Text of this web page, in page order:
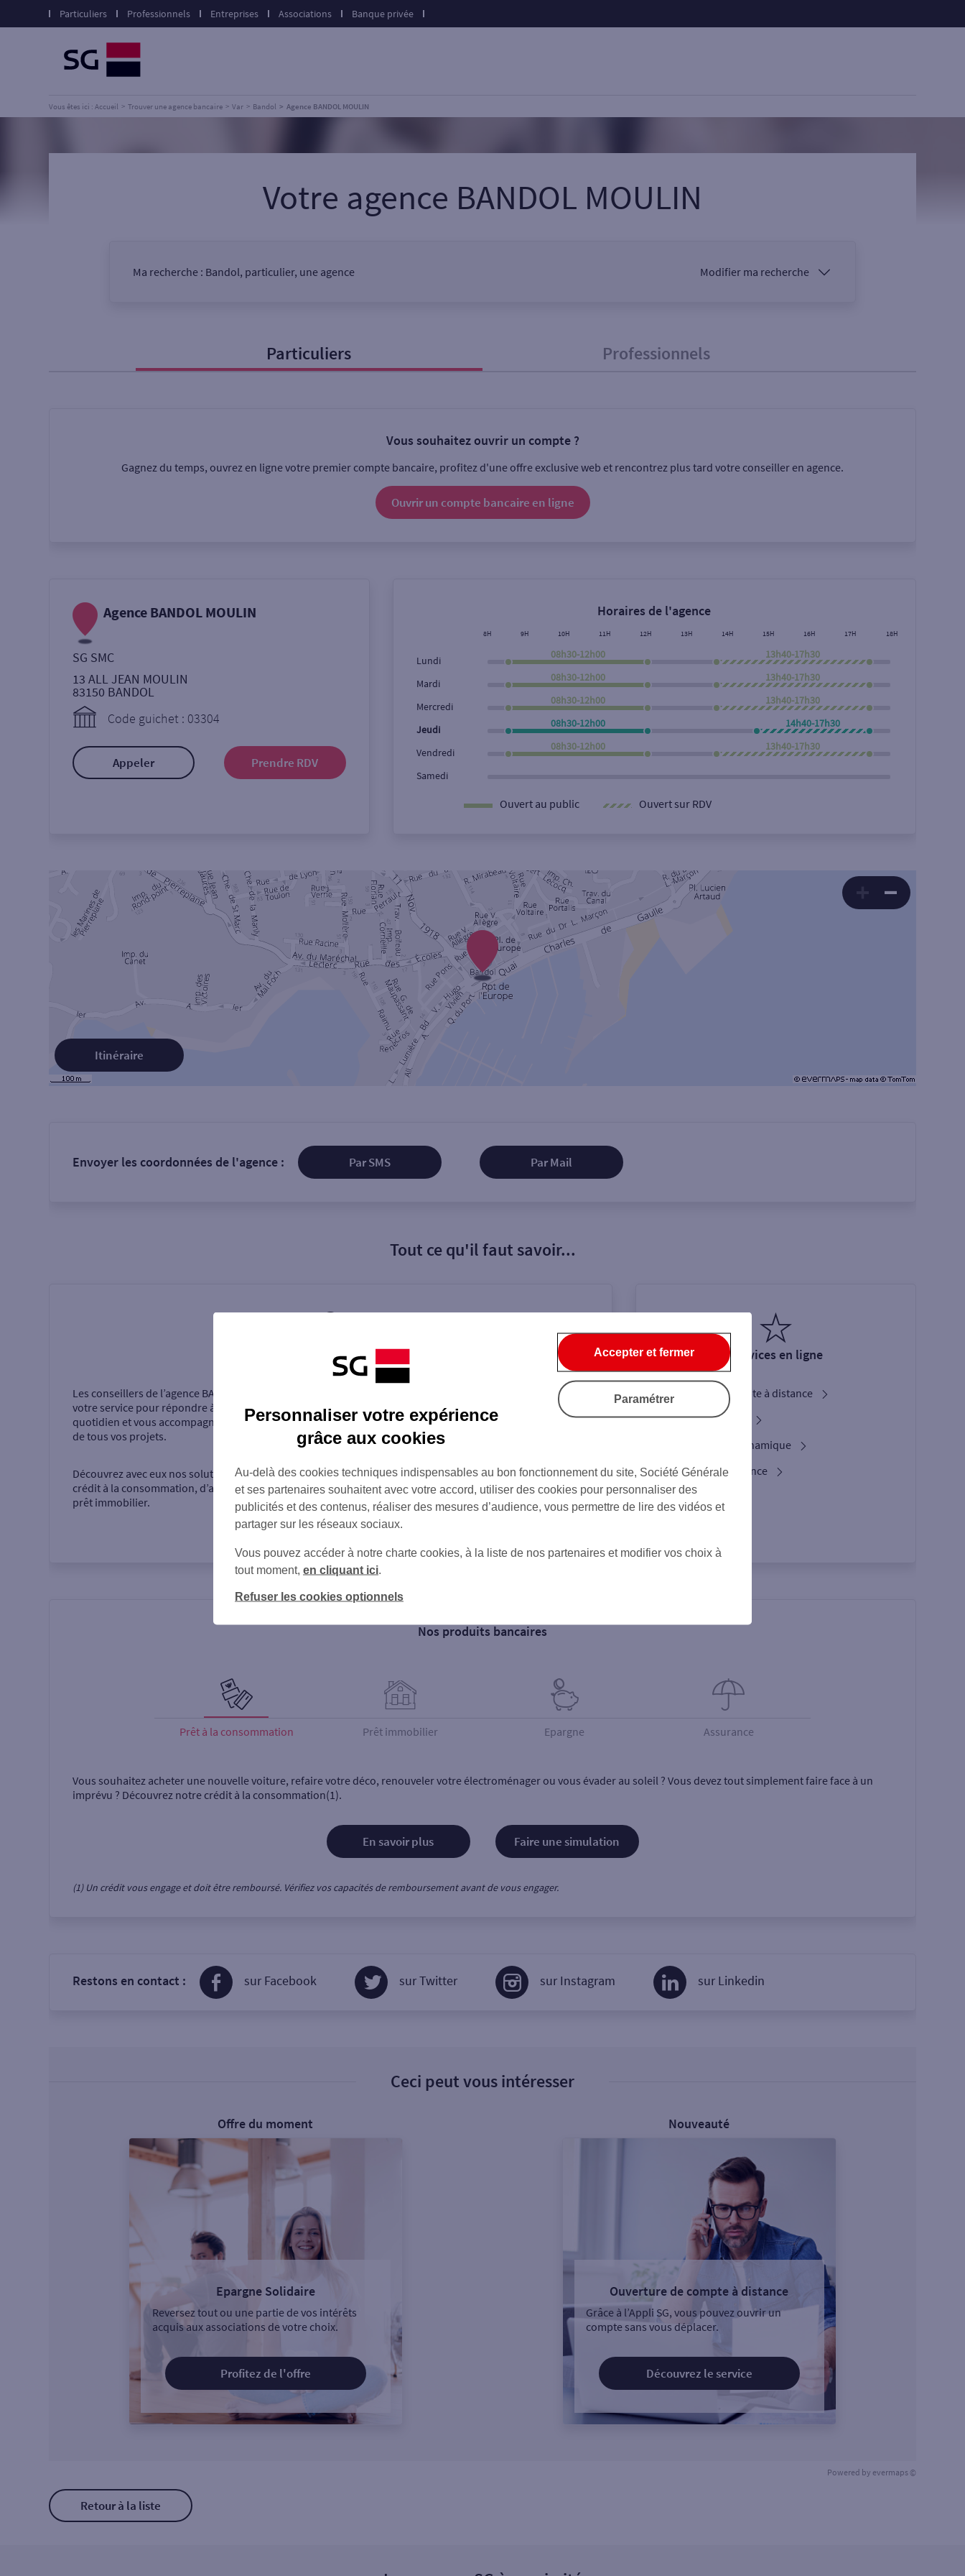
Particuliers Professionnels Entreprises Associations Banque privée
Vous êtes ici : Accueil Trouver une agence bancaire Var Bandol Agence BANDOL MOULIN
Votre agence BANDOL MOULIN
Ma recherche : Bandol, particulier, une agence Modifier ma recherche
Professionnel
Ouverte le lundi Coffre-fort
Particuliers Professionnels
Vous souhaitez ouvrir un compte ?
Gagnez du temps, ouvrez en ligne votre premier compte bancaire, profitez d'une offre exclusive web et rencontrez plus tard votre conseiller en agence.
Ouvrir un compte bancaire en ligne
Agence BANDOL MOULIN
SG SMC
13 ALL JEAN MOULIN
83150 BANDOL
Code guichet : 03304
Appeler Prendre RDV
Horaires de l'agence
8H 9H 10H 11H 12H 13H 14H 15H 16H 17H 18H
Lundi
08h30-12h00 13h40-17h30
Mardi
08h30-12h00 13h40-17h30
Mercredi
08h30-12h00 13h40-17h30
Jeudi
08h30-12h00 14h40-17h30
Vendredi
08h30-12h00 13h40-17h30
Samedi
Ouvert au public Ouvert sur RDV
Itinéraire
Envoyer les coordonnées de l'agence : Par SMS Par Mail
Tout ce qu'il faut savoir...
Présentation de l'agence
Les conseillers de l’agence BANDOL MOULIN
votre service pour répondre à vos questions au
quotidien et vous accompagner dans la réalisation
de tous vos projets.
Découvrez avec eux nos solutions d’épargne, de
crédit à la consommation, d’assurance ou encore de
prêt immobilier.
Services en ligne
Ouverture de compte à distance
Service Bienvenue
L'option Crypto Dynamique
Les services d’urgence
Espace Client
Nos produits bancaires
Prêt à la consommation
Vous souhaitez acheter une nouvelle voiture, refaire votre déco, renouveler votre électroménager ou vous évader au soleil ? Vous devez tout simplement faire face à un
imprévu ? Découvrez notre crédit à la consommation(1).
En savoir plus Faire une simulation
(1) Un crédit vous engage et doit être remboursé. Vérifiez vos capacités de remboursement avant de vous engager.
Prêt immobilier Epargne Assurance
Restons en contact : sur Facebook sur Twitter sur Instagram sur Linkedin
Ceci peut vous intéresser
Offre du moment
Epargne Solidaire
Reversez tout ou une partie de vos intérêts
acquis aux associations de votre choix.
Profitez de l'offre
Nouveauté
Ouverture de compte à distance
Grâce à l’Appli SG, vous pouvez ouvrir un
compte sans vous déplacer.
Découvrez le service
Powered by evermaps ©
Retour à la liste
Personnaliser votre expérience
grâce aux cookies
Au-delà des cookies techniques indispensables au bon fonctionnement du site, Société Générale
et ses partenaires souhaitent avec votre accord, utiliser des cookies pour personnaliser des
publicités et des contenus, réaliser des mesures d’audience, vous permettre de lire des vidéos et
partager sur les réseaux sociaux.
Vous pouvez accéder à notre charte cookies, à la liste de nos partenaires et modifier vos choix à
tout moment, en cliquant ici
Refuser les cookies optionnels
Accepter et fermer
Paramétrer